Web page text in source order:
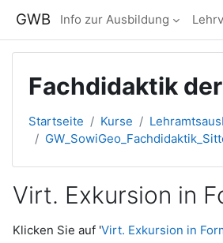
GWB Info zur Ausbildung
Fachdidaktik
Startseite Kurse
Virt. Exkursion in
Abschlussbedingungen
Klicken Sie auf 'Virt. Exkursion in